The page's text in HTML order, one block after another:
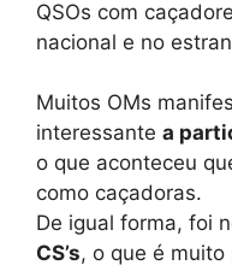
QSOs com
nacional e no
Muitos OMs
interessante a
o que aconteceu
como caçadoras.
De igual forma, foi
CS’s, o que é muito